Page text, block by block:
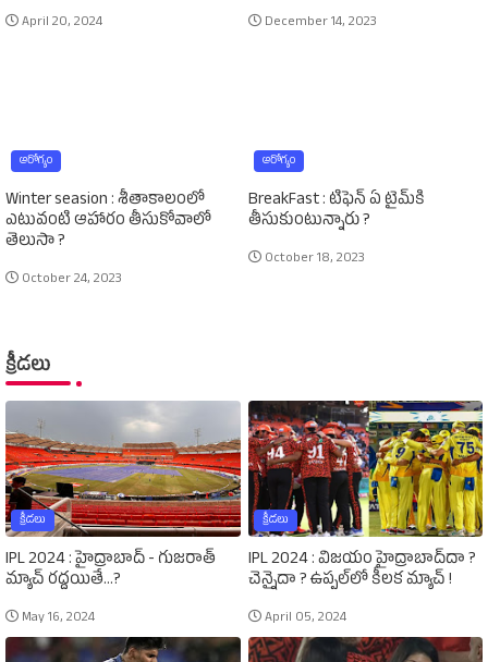
April 20, 2024 December 14, 2023
ఆరోగ్యం
Winter seasion : శీతాకాలంలో
ఎటువంటి ఆహారం తీసుకోవాలో
తెలుసా ?
October 24, 2023
ఆరోగ్యం
BreakFast : టిఫెన్‌ ఏ టైమ్‌కి
తీసుకుంటున్నారు ?
October 18, 2023
క్రీడలు
క్రీడలు
IPL 2024 : హైద్రాబాద్‌ - గుజరాత్‌
మ్యాచ్‌ రద్దయితే...?
May 16, 2024
క్రీడలు
IPL 2024 : విజయం హైద్రాబాద్‌దా ?
చెన్నైదా ? ఉప్పల్‌లో కీలక మ్యాచ్‌ !
April 05, 2024